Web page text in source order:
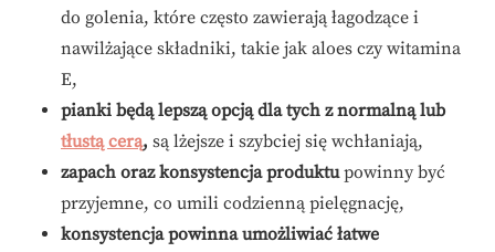
do golenia, które często zawierają łagodzące i
nawilżające składniki, takie jak aloes czy witamina
E,
pianki będą lepszą opcją dla tych z normalną lub
tłustą cerą, są lżejsze i szybciej się wchłaniają,
zapach oraz konsystencja produktupowinny być
przyjemne, co umili codzienną pielęgnację,
konsystencja powinna umożliwiać łatwe